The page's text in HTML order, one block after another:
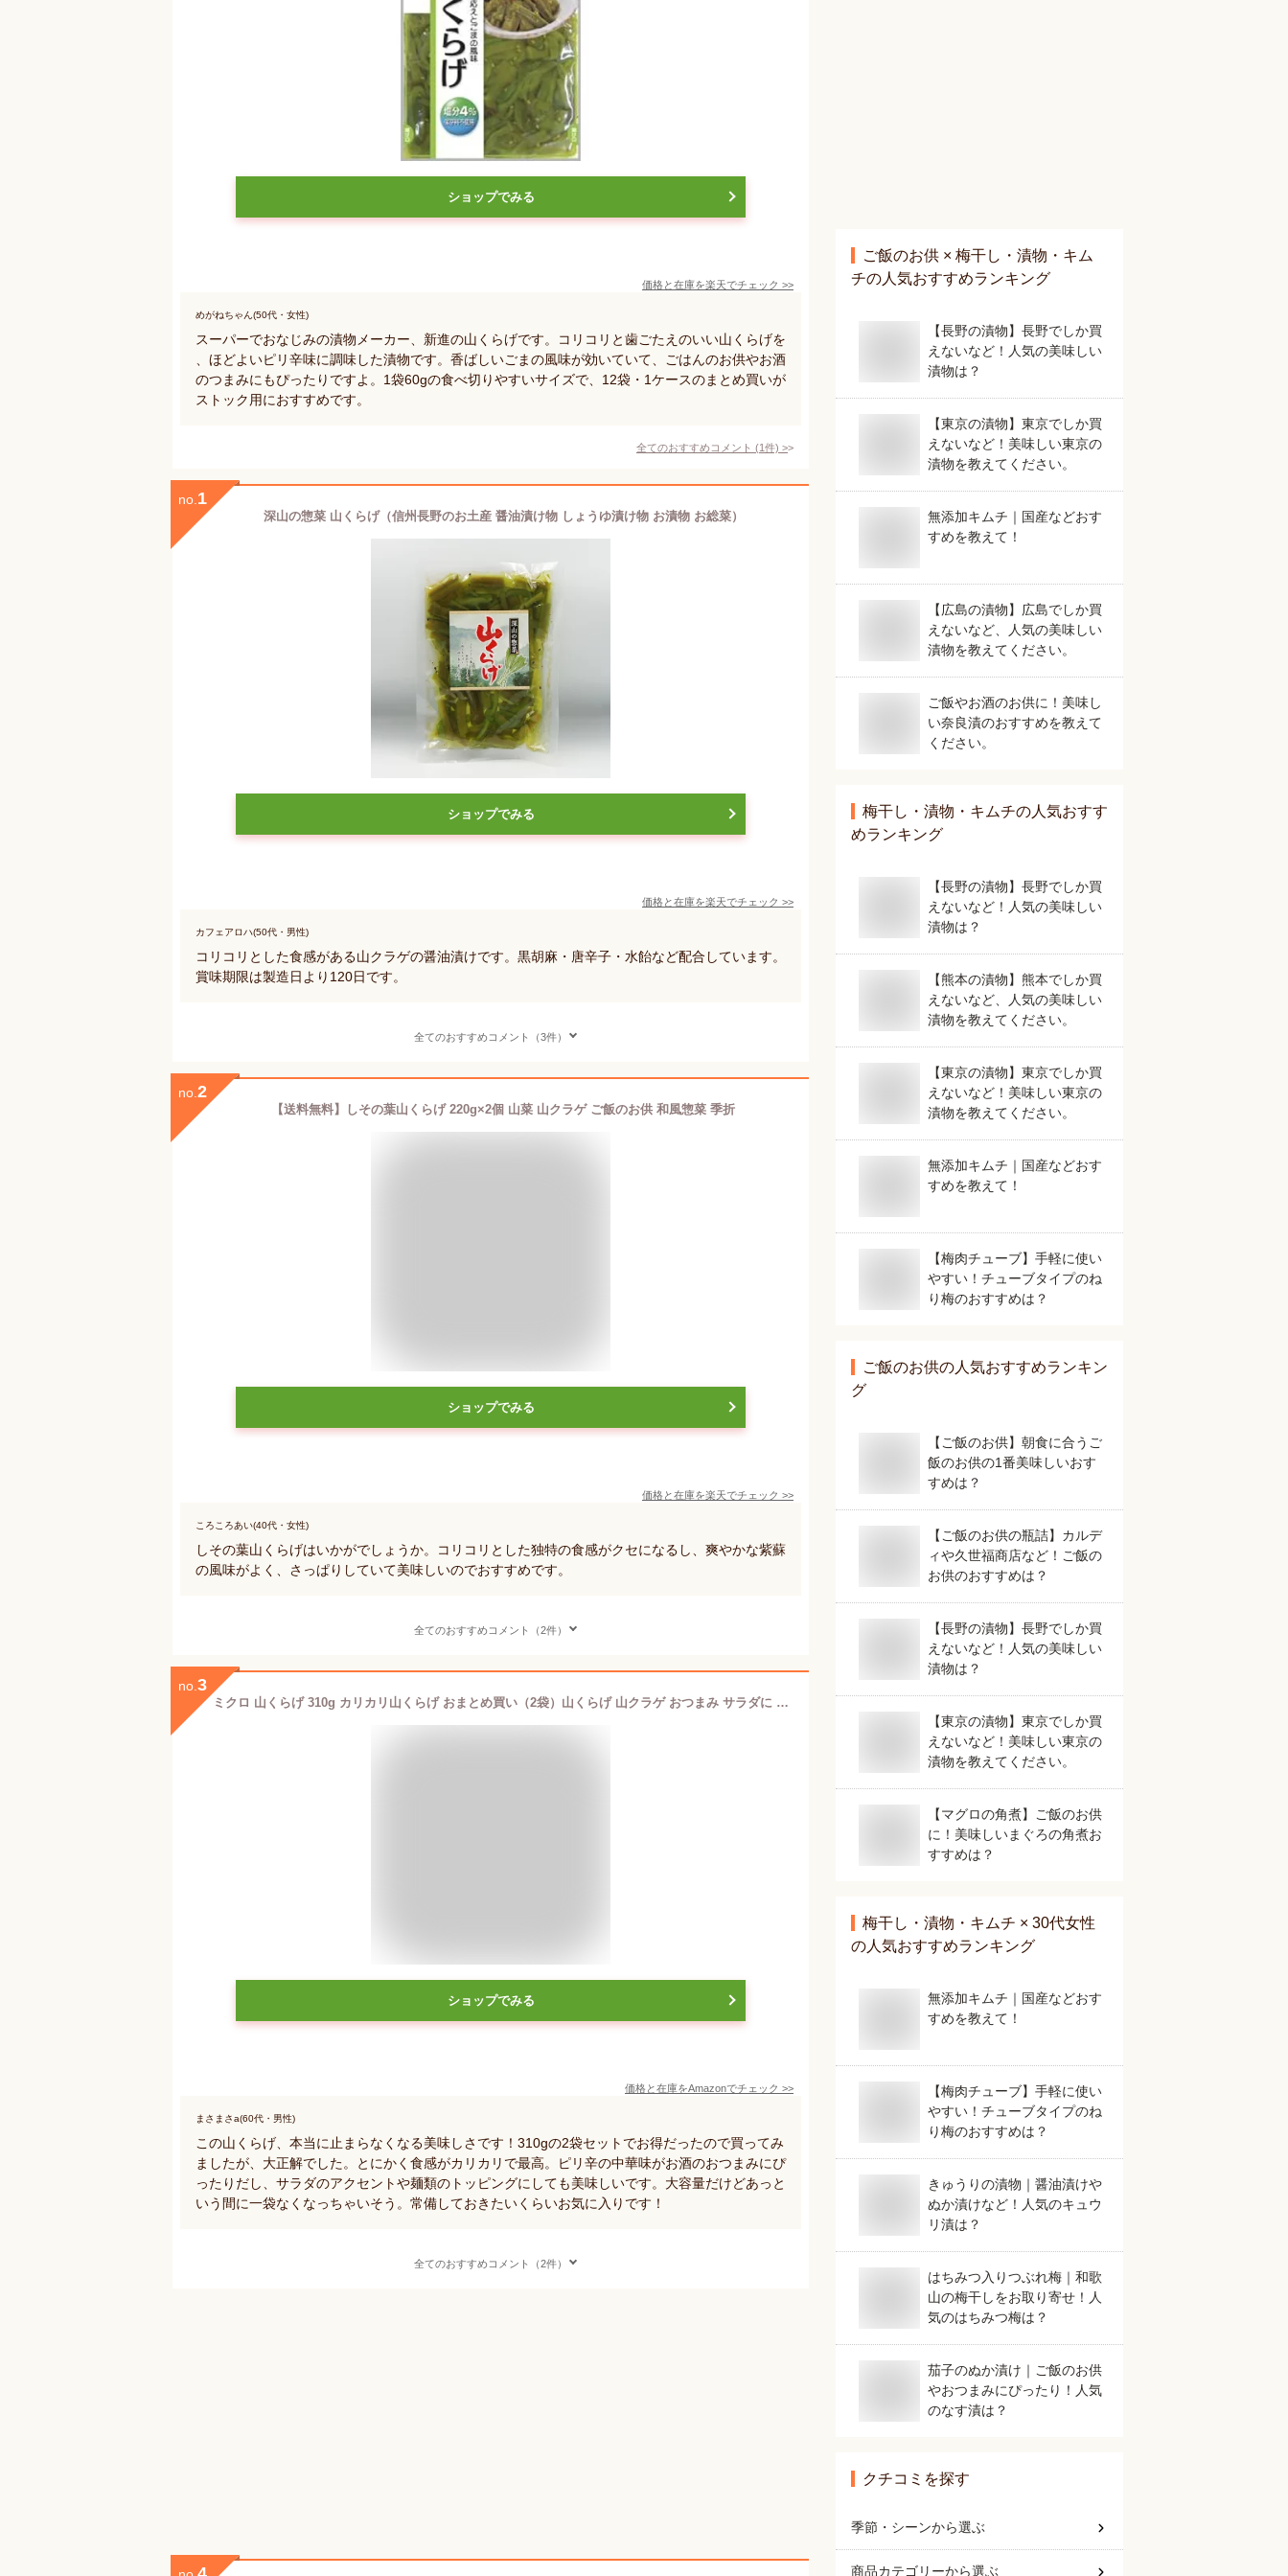
ショップでみる
価格と在庫を楽天でチェック >>
めがねちゃん(50代・女性)
スーパーでおなじみの漬物メーカー、新進の山くらげです。コリコリと歯ごたえのいい山くらげを
、ほどよいピリ辛味に調味した漬物です。香ばしいごまの風味が効いていて、ごはんのお供やお酒
のつまみにもぴったりですよ。1袋60gの食べ切りやすいサイズで、12袋・1ケースのまとめ買いが
ストック用におすすめです。
全てのおすすめコメント (1件) >
no. 1
深山の惣菜 山くらげ（信州長野のお土産 醤油漬け物 しょうゆ漬け物 お漬物 お総菜）
ショップでみる
価格と在庫を楽天でチェック >>
カフェアロハ(50代・男性)
コリコリとした食感がある山クラゲの醤油漬けです。黒胡麻・唐辛子・水飴など配合しています。
賞味期限は製造日より120日です。
全てのおすすめコメント（3件）
no. 2
【送料無料】しその葉山くらげ 220g×2個 山菜 山クラゲ ご飯のお供 和風惣菜 季折
ショップでみる
価格と在庫を楽天でチェック >>
ころころあい(40代・女性)
しその葉山くらげはいかがでしょうか。コリコリとした独特の食感がクセになるし、爽やかな紫蘇
の風味がよく、さっぱりしていて美味しいのでおすすめです。
全てのおすすめコメント（2件）
no. 3
ミクロ 山くらげ 310g カリカリ山くらげ おまとめ買い（2袋）山くらげ 山クラゲ おつまみ サラダに 麺に お得サイズ カリカリ食感 ピリ辛中華味 やめられない美味しさ
ショップでみる
価格と在庫をAmazonでチェック >>
まさまさa(60代・男性)
この山くらげ、本当に止まらなくなる美味しさです！310gの2袋セットでお得だったので買ってみ
ましたが、大正解でした。とにかく食感がカリカリで最高。ピリ辛の中華味がお酒のおつまみにぴ
ったりだし、サラダのアクセントや麺類のトッピングにしても美味しいです。大容量だけどあっと
いう間に一袋なくなっちゃいそう。常備しておきたいくらいお気に入りです！
全てのおすすめコメント（2件）
ご飯のお供 × 梅干し・漬物・キム
チの人気おすすめランキング
【長野の漬物】長野でしか買
えないなど！人気の美味しい
漬物は？
【東京の漬物】東京でしか買
えないなど！美味しい東京の
漬物を教えてください。
無添加キムチ｜国産などおす
すめを教えて！
【広島の漬物】広島でしか買
えないなど、人気の美味しい
漬物を教えてください。
ご飯やお酒のお供に！美味し
い奈良漬のおすすめを教えて
ください。
梅干し・漬物・キムチの人気おすす
めランキング
【長野の漬物】長野でしか買
えないなど！人気の美味しい
漬物は？
【熊本の漬物】熊本でしか買
えないなど、人気の美味しい
漬物を教えてください。
【東京の漬物】東京でしか買
えないなど！美味しい東京の
漬物を教えてください。
無添加キムチ｜国産などおす
すめを教えて！
【梅肉チューブ】手軽に使い
やすい！チューブタイプのね
り梅のおすすめは？
ご飯のお供の人気おすすめランキン
グ
【ご飯のお供】朝食に合うご
飯のお供の1番美味しいおす
すめは？
【ご飯のお供の瓶詰】カルデ
ィや久世福商店など！ご飯の
お供のおすすめは？
【長野の漬物】長野でしか買
えないなど！人気の美味しい
漬物は？
【東京の漬物】東京でしか買
えないなど！美味しい東京の
漬物を教えてください。
【マグロの角煮】ご飯のお供
に！美味しいまぐろの角煮お
すすめは？
梅干し・漬物・キムチ × 30代女性
の人気おすすめランキング
無添加キムチ｜国産などおす
すめを教えて！
【梅肉チューブ】手軽に使い
やすい！チューブタイプのね
り梅のおすすめは？
きゅうりの漬物｜醤油漬けや
ぬか漬けなど！人気のキュウ
リ漬は？
はちみつ入りつぶれ梅｜和歌
山の梅干しをお取り寄せ！人
気のはちみつ梅は？
茄子のぬか漬け｜ご飯のお供
やおつまみにぴったり！人気
のなす漬は？
クチコミを探す
季節・シーンから選ぶ
商品カテゴリーから選ぶ